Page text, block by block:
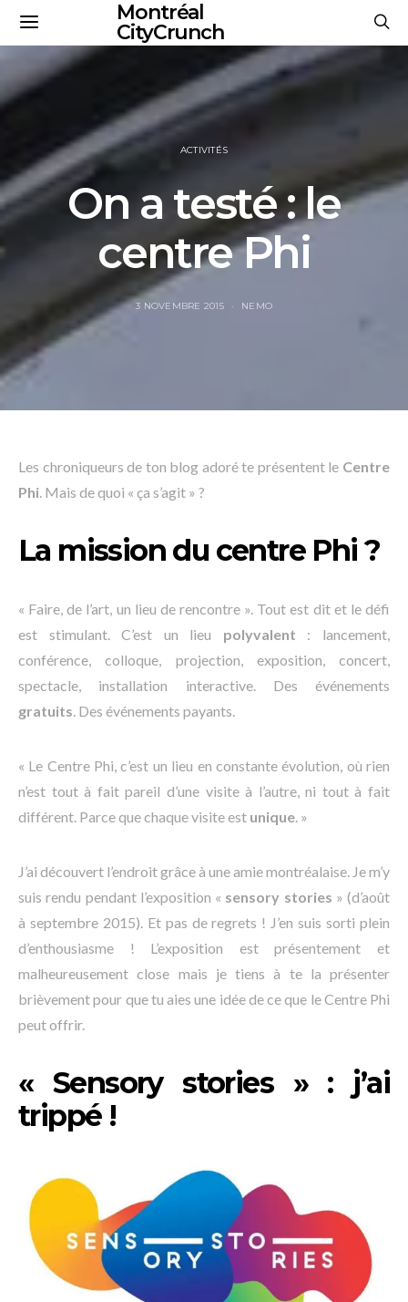
Montréal
CityCrunch
ACTIVITÉS
On a testé : le
centre Phi
3 NOVEMBRE 2015 NEMO
Les chroniqueurs de ton blog adoré te présentent le Centre
Phi. Mais de quoi « ça s’agit » ?
La mission du centre Phi ?
« Faire, de l’art, un lieu de rencontre ». Tout est dit et le défi
est stimulant. C’est un lieu polyvalent : lancement,
conférence, colloque, projection, exposition, concert,
spectacle, installation interactive. Des événements
gratuits. Des événements payants.
« Le Centre Phi, c’est un lieu en constante évolution, où rien
n’est tout à fait pareil d’une visite à l’autre, ni tout à fait
différent. Parce que chaque visite est unique. »
J’ai découvert l’endroit grâce à une amie montréalaise. Je m’y
suis rendu pendant l’exposition « sensory stories » (d’août
à septembre 2015). Et pas de regrets ! J’en suis sorti plein
d’enthousiasme ! L’exposition est présentement et
malheureusement close mais je tiens à te la présenter
brièvement pour que tu aies une idée de ce que le Centre Phi
peut offrir.
« Sensory stories » : j’ai
trippé !